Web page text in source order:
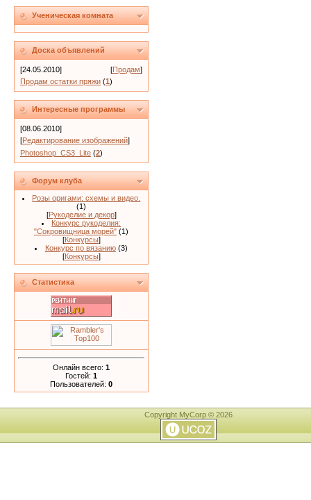
Ученическая комната
Доска объявлений
[24.05.2010] [Продам]
Продам остатки пряжи (1)
Интересные программы
[08.06.2010]
[Редактирование изображений]
Photoshop_CS3_Lite (2)
Форум клуба
Розы оригами: схемы и видео.
(1)
[Рукоделие и декор]
Конкурс рукоделия:
"Сокровищница морей" (1)
[Конкурсы]
Конкурс по вязанию (3)
[Конкурсы]
Статистика
Онлайн всего: 1
Гостей: 1
Пользователей: 0
Copyright MyCorp © 2026